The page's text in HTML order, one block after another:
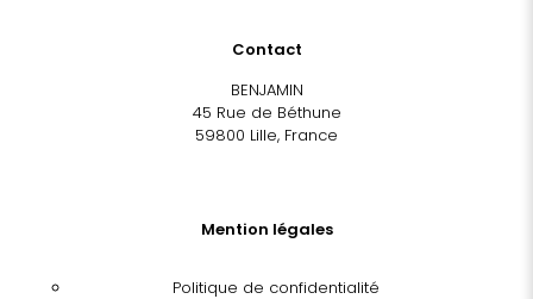
Contact
BENJAMIN
45 Rue de Béthune
59800 Lille, France
Mention légales
Politique de confidentialité